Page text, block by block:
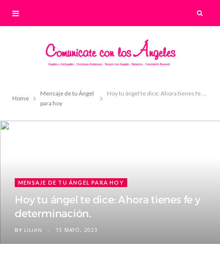
Home
Mensaje de tu Ángel
para hoy
Hoy tu ángel te dice: Ahora tienes fe y determinación.
MENSAJE DE TU ÁNGEL PARA HOY
Hoy tu ángel te dice: Ahora tienes fe y
determinación.
BY LILIAN 15 MAYO, 2023